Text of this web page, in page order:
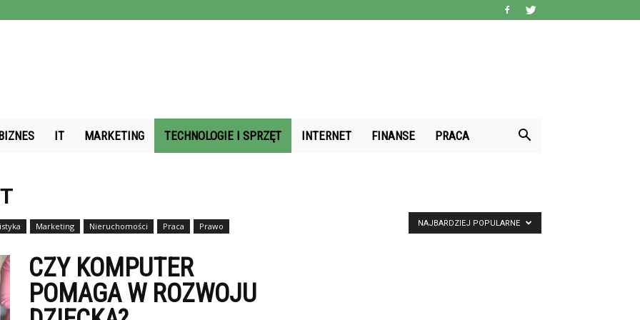
IT MARKETING TECHNOLOGIE I SPRZĘT INTERNET FINANSE PRACA
Marketing Nieruchomości Praca
Prawo
NAJBARDZIEJ POPULARNE
CZY KOMPUTER
POMAGA W ROZWOJU